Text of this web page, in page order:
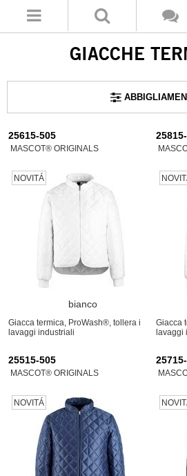
GIACCHE
25615-505
MASCOT® ORIGINALS
NOVITÁ
bianco
Giacca termica, ProWash®, tollera i
lavaggi industriali
Giacca
lavaggi
25515-505
MASCOT® ORIGINALS
NOVITÁ